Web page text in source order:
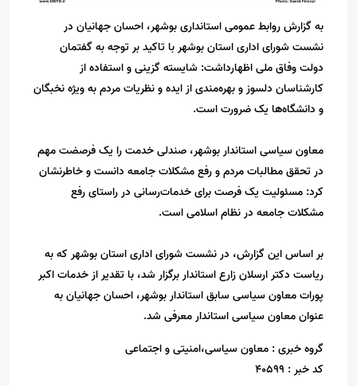
به گزارش روابط عمومی استانداری بوشهر، احسان جهانیان در
نشست شورای اداری استان بوشهر با تاکید بر توجه به گفتمان
دولت وفاق ملی اظهارداشت: شایسته گزینی و استفاده از
کارشناسان دلسوز و بهره‌مندی از ایده و نظریات مردم به ویژه نخبگان
و دانشگاه‌ها‌ یک ضرورت است.
معاون سیاسی استاندار بوشهر، صندلی خدمت را یک فرصضت مهم
در تحقق مطالبات مردم و رفع مشکلات جامعه دانست و خاطرنشان
کرد: مسئولیت یک فرصت برای خدمات‌رسانی در راستای رفع
‌مشکلات جامعه در نظام اسلامی است.
بر اساس این گزارش، در نشست شورای اداری استان بوشهر که به
ریاست دکتر ارسلان زارع استاندار برگزار شد، با تقدیر از خدمات اکبر
پورات معاون سیاسی سابق استاندار بوشهر، احسان جهانیان به
عنوان معاون سیاسی استاندار معرفی شد.
گروه خبری : معاون سیاسی،امنیتی و اجتماعی
کد خبر : 40599